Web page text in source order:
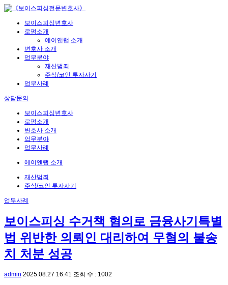
보이스피싱변호사
로펌소개
에이앤랩 소개
변호사 소개
업무분야
재산범죄
주식/코인 투자사기
업무사례
상담문의
보이스피싱변호사
로펌소개
변호사 소개
업무분야
업무사례
에이앤랩 소개
재산범죄
주식/코인 투자사기
업무사례
보이스피싱 수거책 혐의로 금융사기특별
법 위반한 의뢰인 대리하여 무혐의 불송
치 처분 성공
admin 2025.08.27 16:41 조회 수 : 1002